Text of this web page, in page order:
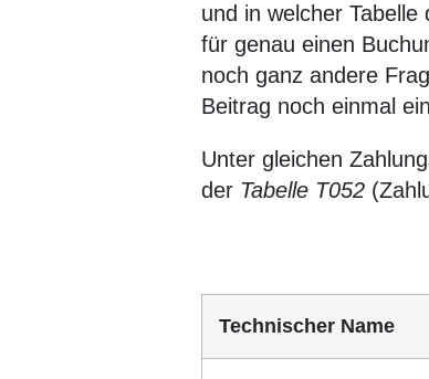
und in welcher
für genau einen
noch ganz andere
Beitrag noch einmal
Unter gleichen
der Tabelle T052
Technischer Name